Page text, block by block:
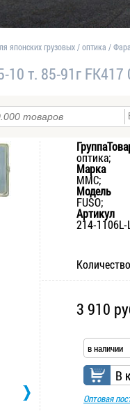
японских грузовых/оптика /
10 т. 85-91г
оптика;
Марка
MMC;
Модель
FUSO;
Артикул
214-1106L-
Количество
3 910
в наличии
В
Оптовая